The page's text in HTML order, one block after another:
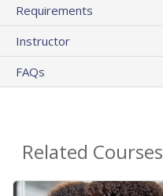
Requirements
Instructor
FAQs
Related Courses